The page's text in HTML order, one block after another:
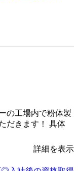
の工場内で粉体製
だきます！ 具体
詳細を表示